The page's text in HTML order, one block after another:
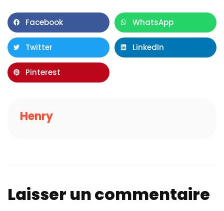
Facebook WhatsApp
Twitter LinkedIn
Pinterest
Henry
Laisser un commentaire